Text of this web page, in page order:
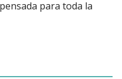
para toda la